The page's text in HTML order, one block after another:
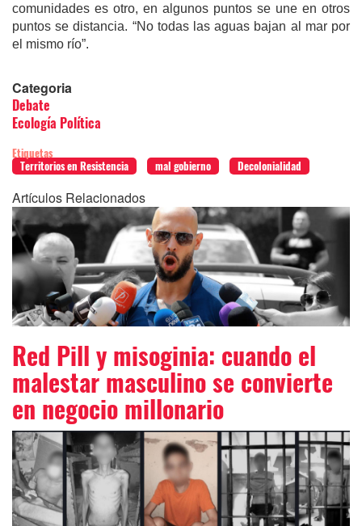
comunidades es otro, en algunos puntos se une en otros
puntos se distancia. “No todas las aguas bajan al mar por
el mismo río”.
Categoria
Debate
Ecología Política
Etiquetas
Territorios en Resistencia
mal gobierno Decolonialidad
Artículos Relacionados
Red Pill y misoginia: cuando el
malestar masculino se convierte
en negocio millonario